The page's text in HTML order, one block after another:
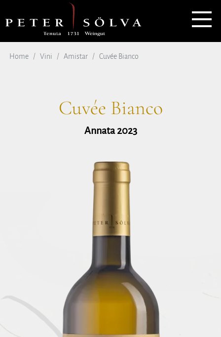
Home Vini Amistar Cuvée Bianco
Cuvée Bianco
Annata 2023